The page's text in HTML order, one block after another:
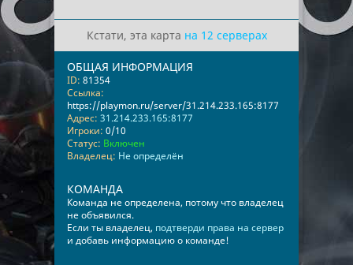
Кстати, эта карта на 12 серверах
ОБЩАЯ ИНФОРМАЦИЯ
ID: 81354
Ссылка:
https://playmon.ru/server/31.214.233.165:8177
Адрес: 31.214.233.165:8177
Игроки: 0/10
Статус: Включен
Владелец: Не определён
КОМАНДА
Команда не определена, потому что владелец
не объявился.
Если ты владелец, подтверди права на сервер
и добавь информацию о команде!